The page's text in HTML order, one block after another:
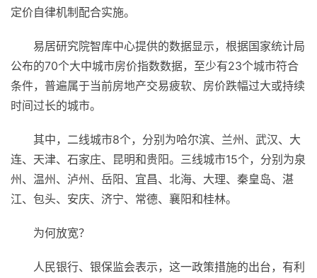
定价自律机制配合实施。
易居研究院智库中心提供的数据显示，根据国家统计局
公布的70个大中城市房价指数数据，至少有23个城市符合
条件，普遍属于当前房地产交易疲软、房价跌幅过大或持续
时间过长的城市。
其中，二线城市8个，分别为哈尔滨、兰州、武汉、大
连、天津、石家庄、昆明和贵阳。三线城市15个，分别为泉
州、温州、泸州、岳阳、宜昌、北海、大理、秦皇岛、湛
江、包头、安庆、济宁、常德、襄阳和桂林。
为何放宽？
人民银行、银保监会表示，这一政策措施的出台，有利